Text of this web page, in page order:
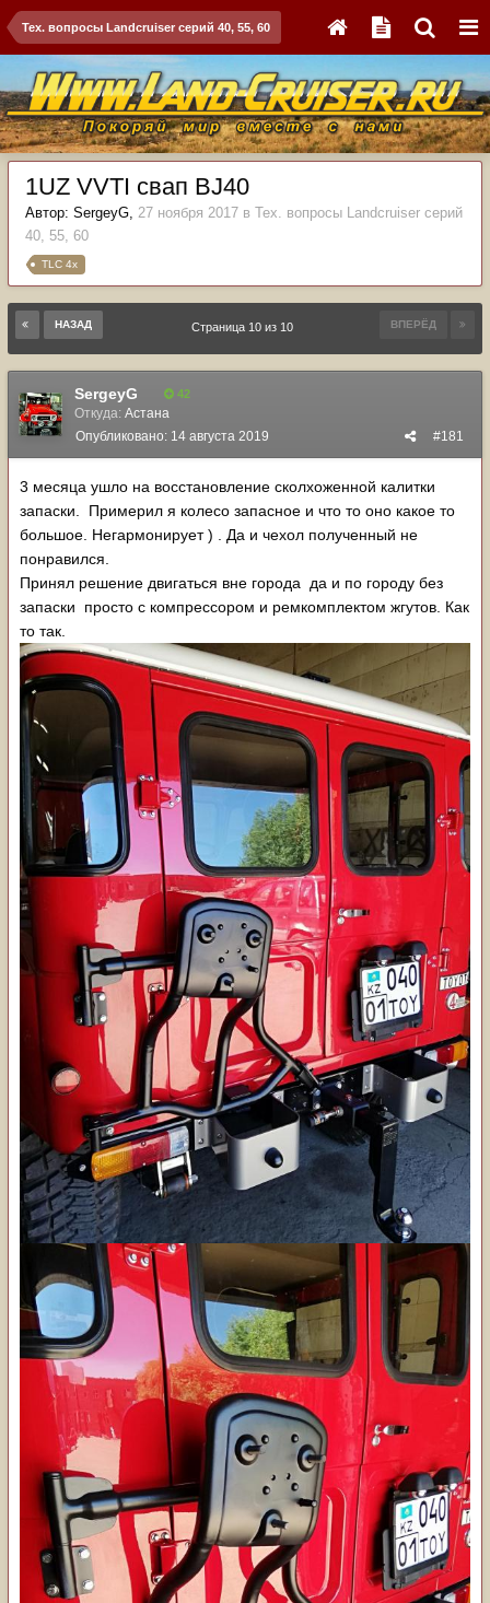
Тех. вопросы Landcruiser серий 40, 55, 60
1UZ VVTI свап BJ40
Автор: SergeyG, 27 ноября 2017 в Тех. вопросы Landcruiser серий
40, 55, 60
TLC 4x
НАЗАД ВПЕРЁД
Страница 10 из 10
SergeyG 42
Откуда: Астана
#181
Опубликовано: 14 августа 2019
3 месяца ушло на восстановление сколхоженной калитки
запаски. Примерил я колесо запасное и что то оно какое то
большое. Негармонирует ) . Да и чехол полученный не
понравился.
Принял решение двигаться вне города да и по городу без
запаски просто с компрессором и ремкомплектом жгутов. Как
то так.